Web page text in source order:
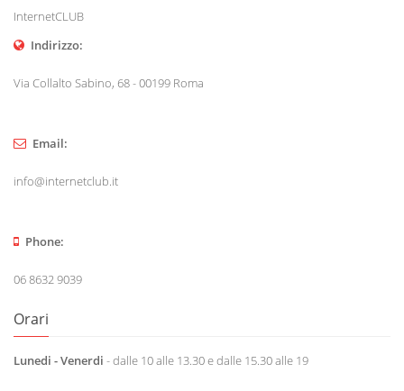
InternetCLUB
Indirizzo:
Via Collalto Sabino, 68 - 00199 Roma
Email:
info@internetclub.it
Phone:
06 8632 9039
Orari
Lunedi - Venerdi - dalle 10 alle 13.30 e dalle 15.30 alle 19